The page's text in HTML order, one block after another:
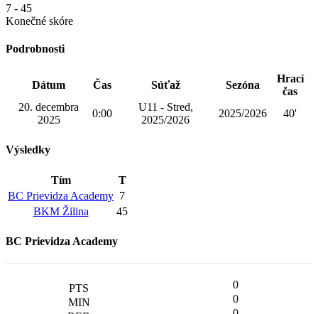
7 - 45
Konečné skóre
Podrobnosti
Dátum Čas Súťaž Sezóna
Hrací
čas
20. decembra
2025
0:00
U11 - Stred,
2025/2026
2025/2026 40'
Výsledky
Tím
T
BC Prievidza Academy 7
BKM Žilina
45
BC Prievidza Academy
0
0